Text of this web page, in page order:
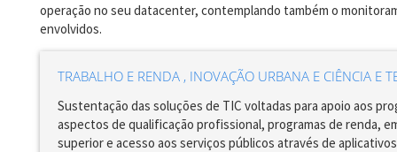
operação no seu datacenter, contemplando também o
envolvidos.
TRABALHO E RENDA , INOVAÇÃO URBANA E CIÊNCIA E
Sustentação das soluções de TIC voltadas para apoio aos
aspectos de qualificação profissional, programas de renda,
superior e acesso aos serviços públicos através de